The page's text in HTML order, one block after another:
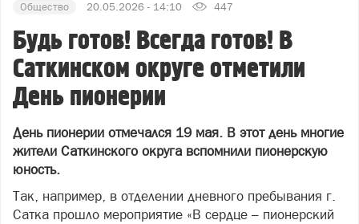
Общество 20.05.2026 - 14:10 447
Будь готов! Всегда готов! В
Саткинском округе отметили
День пионерии
День пионерии отмечался 19 мая. В этот день многие
жители Саткинского округа вспомнили пионерскую
юность.
Так, например, в отделении дневного пребывания г.
Сатка прошло мероприятие «В сердце – пионерский